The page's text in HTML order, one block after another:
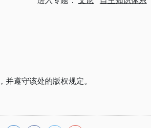
遵守该处的版权规定。